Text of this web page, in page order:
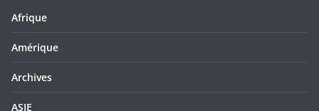
Afrique
Amérique
Archives
ASIE